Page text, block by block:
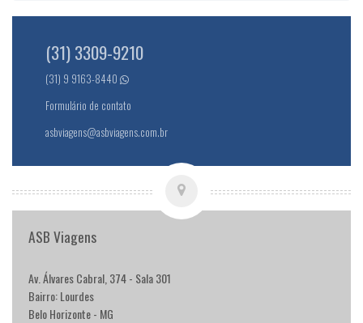
(31) 3309-9210
(31) 9 9163-8440
Formulário de contato
asbviagens@asbviagens.com.br
ASB Viagens
Av. Álvares Cabral, 374 - Sala 301
Bairro: Lourdes
Belo Horizonte - MG